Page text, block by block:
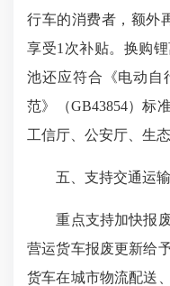
行车的消费者，额外
享受1次补贴。换购
池还应符合《电动自
范》（GB43854）标
工信厅、公安厅、生
五、支持交通运输
重点支持加快报废
营运货车报废更新给
货车在城市物流配送